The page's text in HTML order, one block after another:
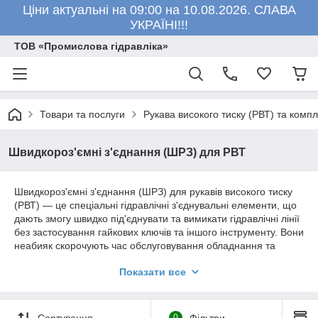
Ціни актуальні на 09:00 на 10.08.2026. СЛАВА
УКРАЇНІ!!!
ТОВ «Промислова гідравліка»
Товари та послуги Рукава високого тиску (РВТ) та
Швидкороз'ємні з'єднання (ШРЗ) для РВТ
Швидкороз'ємні з'єднання (ШРЗ) для рукавів високого тиску
(РВТ) — це спеціальні гідравлічні з'єднувальні елементи, що
дають змогу швидко під'єднувати та вимикати гідравлічні лінії
без застосування гайкових ключів та іншого інструменту. Вони
неабияк скорочують час обслуговування обладнання та
БРС для гідравліки: що собою являють,
Показати все